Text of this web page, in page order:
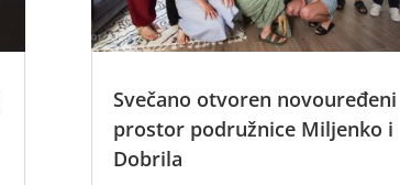
Svečano otvoren novouređeni
prostor podružnice Miljenko i
Dobrila